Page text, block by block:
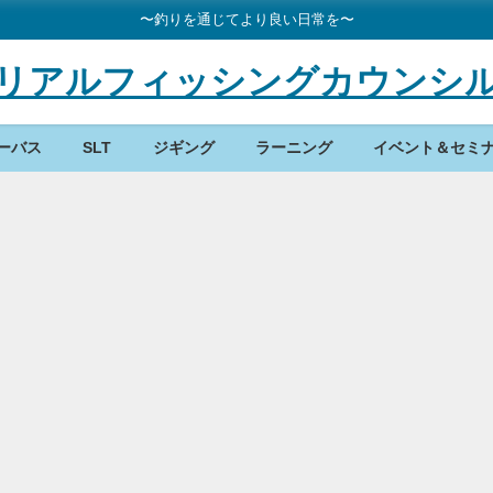
〜釣りを通じてより良い日常を〜
アルフィッシングカウンシ
バス SLT ジギング ラーニング イベント＆セミ